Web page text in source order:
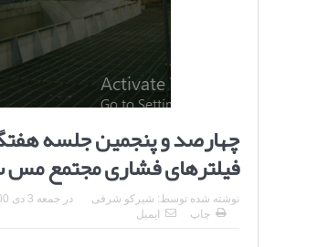
چهارصد و پنجمین جلسه
فیلترهای فشاری مجتمع
نوشته شده توسط: شیرکو شرفی درجمعه 3 دی 1400
چاپ
ایمیل